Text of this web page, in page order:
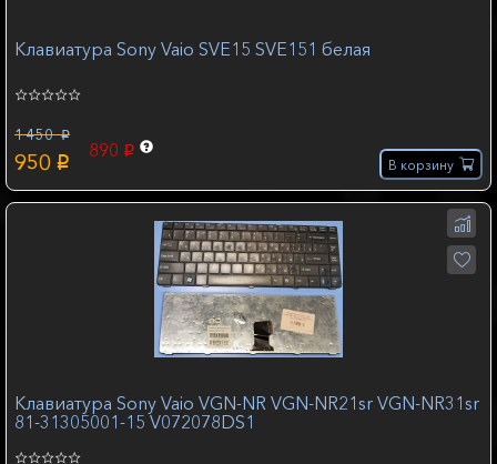
Клавиатура Sony Vaio SVE15 SVE151 белая
1 450 p
950 p
890 p
В корзину
Клавиатура Sony Vaio VGN-NR VGN-NR21sr VGN-NR31sr
81-31305001-15 V072078DS1